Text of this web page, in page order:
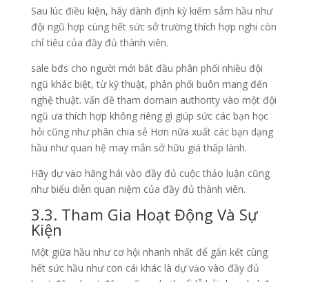
Sau lúc điều kiện, hãy dành định kỳ kiếm sắm hầu như
đội ngũ hợp cùng hết sức sở trường thích hợp nghi còn
chỉ tiêu của đầy đủ thành viên.
sale bđs cho người mới bắt đầu phân phối nhiều đội
ngũ khác biệt, từ kỹ thuật, phân phối buôn mang đến
nghệ thuật. vấn đề tham domain authority vào một đội
ngũ ưa thích hợp không riêng gì giúp sức các bạn học
hỏi cũng như phân chia sẻ Hơn nữa xuất các bạn dạng
hầu như quan hệ may mắn sở hữu giá thấp lành.
Hãy dự vào hăng hái vào đầy đủ cuộc thảo luận cũng
như biểu diễn quan niệm của đầy đủ thành viên.
3.3. Tham Gia Hoạt Động Và Sự
Kiện
Một giữa hầu như cơ hội nhanh nhất để gắn kết cùng
hết sức hầu như con cái khác là dự vào vào đầy đủ